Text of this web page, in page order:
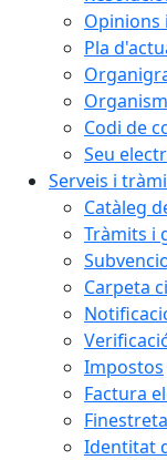
Opinions
Pla
Codi de
Seu
Serveis i
Catàleg
Tràmits i
Carpeta
Impostos
Factura
Identitat